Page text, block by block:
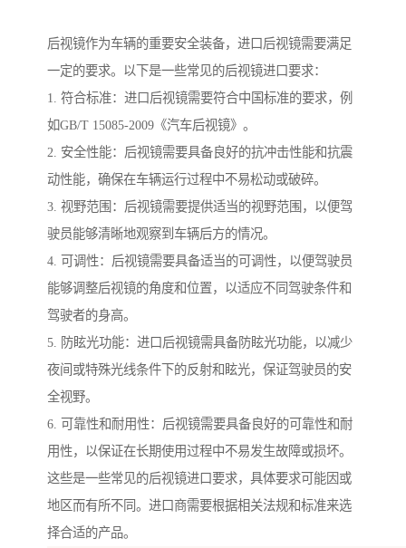
后视镜作为车辆的重要安全装备，进口后视镜需要满足
一定的要求。以下是一些常见的后视镜进口要求：
1. 符合标准：进口后视镜需要符合中国标准的要求，例
如GB/T 15085-2009《汽车后视镜》。
2. 安全性能：后视镜需要具备良好的抗冲击性能和抗震
动性能，确保在车辆运行过程中不易松动或破碎。
3. 视野范围：后视镜需要提供适当的视野范围，以便驾
驶员能够清晰地观察到车辆后方的情况。
4. 可调性：后视镜需要具备适当的可调性，以便驾驶员
能够调整后视镜的角度和位置，以适应不同驾驶条件和
驾驶者的身高。
5. 防眩光功能：进口后视镜需具备防眩光功能，以减少
夜间或特殊光线条件下的反射和眩光，保证驾驶员的安
全视野。
6. 可靠性和耐用性：后视镜需要具备良好的可靠性和耐
用性，以保证在长期使用过程中不易发生故障或损坏。
这些是一些常见的后视镜进口要求，具体要求可能因或
地区而有所不同。进口商需要根据相关法规和标准来选
择合适的产品。